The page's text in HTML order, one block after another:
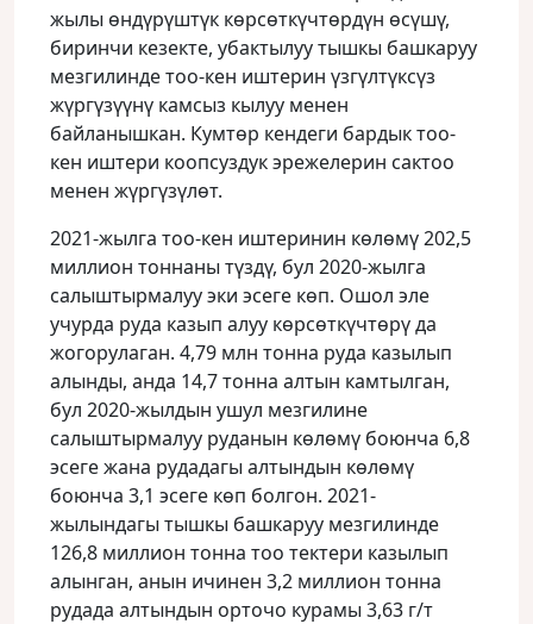
жылы өндүрүштүк көрсөткүчтөрдүн өсүшү,
биринчи кезекте, убактылуу тышкы башкаруу
мезгилинде тоо-кен иштерин үзгүлтүксүз
жүргүзүүнү камсыз кылуу менен
байланышкан. Кумтөр кендеги бардык тоо-
кен иштери коопсуздук эрежелерин сактоо
менен жүргүзүлөт.
2021-жылга тоо-кен иштеринин көлөмү 202,5
миллион тоннаны түздү, бул 2020-жылга
салыштырмалуу эки эсеге көп. Ошол эле
учурда руда казып алуу көрсөткүчтөрү да
жогорулаган. 4,79 млн тонна руда казылып
алынды, анда 14,7 тонна алтын камтылган,
бул 2020-жылдын ушул мезгилине
салыштырмалуу руданын көлөмү боюнча 6,8
эсеге жана рудадагы алтындын көлөмү
боюнча 3,1 эсеге көп болгон. 2021-
жылындагы тышкы башкаруу мезгилинде
126,8 миллион тонна тоо тектери казылып
алынган, анын ичинен 3,2 миллион тонна
рудада алтындын орточо курамы 3,63 г/т